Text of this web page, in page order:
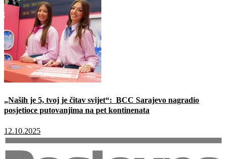
„Naših je 5, tvoj je čitav svijet“: BCC Sarajevo nagradio
posjetioce putovanjima na pet kontinenata
12.10.2025